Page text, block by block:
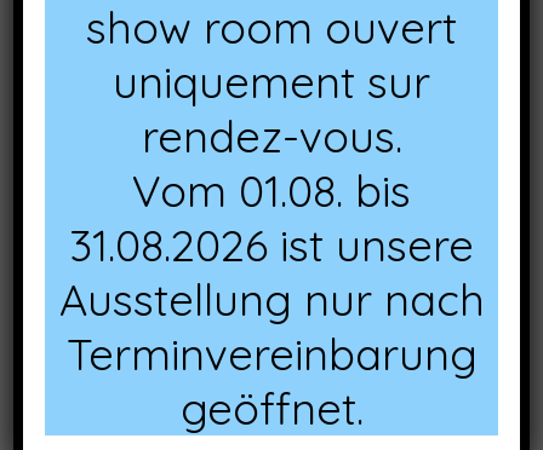
D60 carbone
D85 ambre
D69 noirD82 miel
show room ouvert
uniquement sur
rendez-vous.
Vom 01.08. bis
31.08.2026 ist unsere
Ausstellung nur nach
Terminvereinbarung
geöffnet.